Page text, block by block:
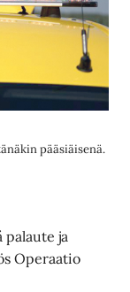
pääsiäisenä.
ja
Operaatio